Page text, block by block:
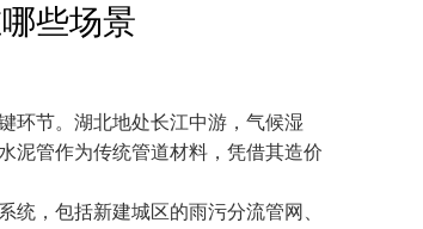
些场景
环节。湖北地处长江中游，气候湿
泥管作为传统管道材料，凭借其造价
，包括新建城区的雨污分流管网、